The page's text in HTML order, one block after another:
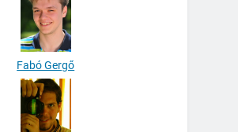
Fabó Gergő